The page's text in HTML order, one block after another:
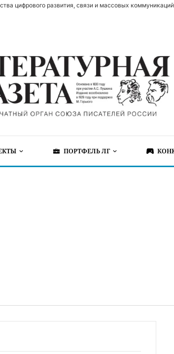
цифрового развития, связи и массовых
ПОРТФЕЛЬ ЛГ